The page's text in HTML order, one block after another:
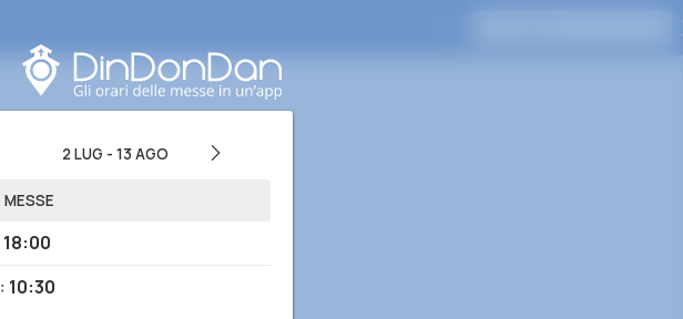
2 LUG - 13 AGO
MESSE
18:00
: 10:30